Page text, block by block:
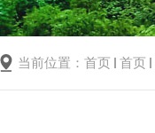
当前位置： 首页 首页